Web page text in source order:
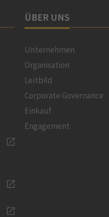
ÜBER UNS
Unternehmen
Organisation
Leitbild
Corporate Governance
Einkauf
Engagement